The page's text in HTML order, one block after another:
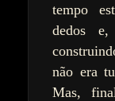
tempo
dedos
não era
Mas,